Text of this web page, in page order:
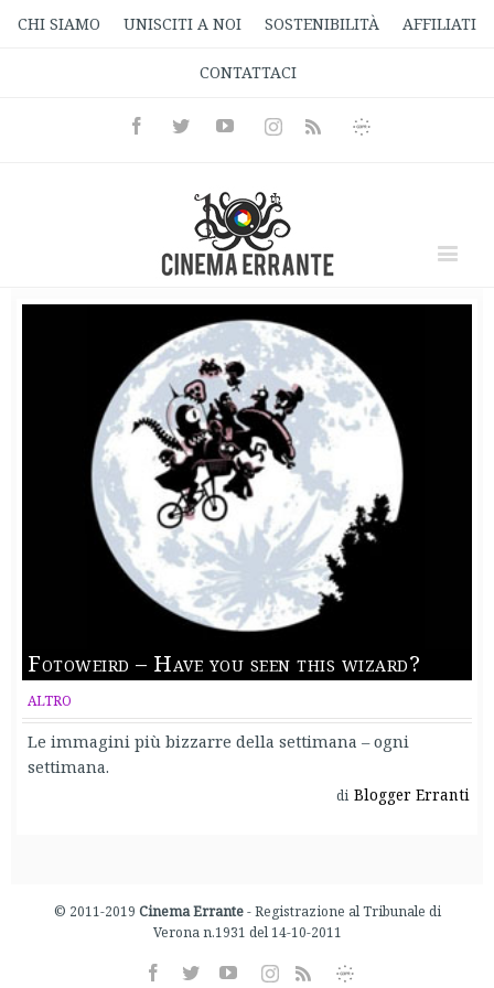
CHI SIAMO UNISCITI A NOI SOSTENIBILITÀ AFFILIATI
CONTATTACI
FacebookTwitterYoutubeInstagramRss
Informativa
Fotoweird – Have you seen this wizard?
ALTRO
Le immagini più bizzarre della settimana – ogni
settimana.
di Blogger Erranti
© 2011-2019 Cinema Errante- Registrazione al Tribunale di
Verona n.1931 del 14-10-2011
Facebook
TwitterYoutubeInstagram
Informativa